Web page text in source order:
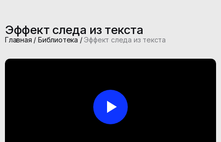
Кнопки 5 Ссылки 5
22
Эффект следа из текста
Главная /Библиотека /Эффект следа из текста